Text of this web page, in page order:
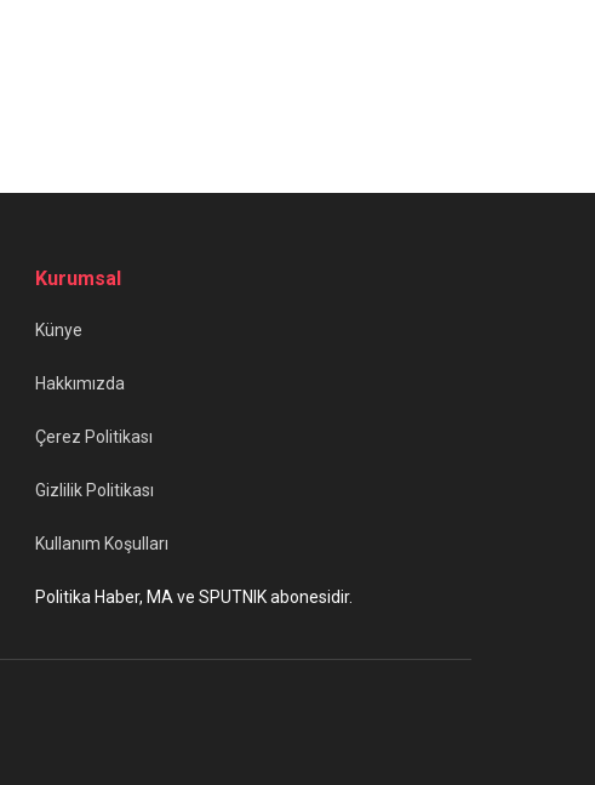
Kurumsal
Künye
Hakkımızda
Çerez Politikası
Gizlilik Politikası
Kullanım Koşulları
Politika Haber, MA ve SPUTNIK abonesidir.